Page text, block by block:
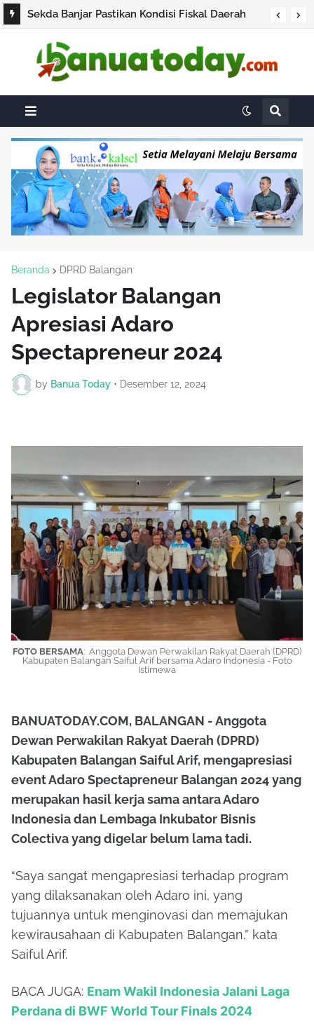
Sekda Banjar Pastikan Kondisi Fiskal Daerah
Sesuai Rencana
Beranda DPRD Balangan
Legislator Balangan
Apresiasi Adaro
Spectapreneur 2024
by Banua Today • Desember 12, 2024
FOTO BERSAMA: Anggota Dewan Perwakilan Rakyat Daerah (DPRD)
Kabupaten Balangan Saiful Arif bersama Adaro Indonesia - Foto
Istimewa
BANUATODAY.COM, BALANGAN - Anggota
Dewan Perwakilan Rakyat Daerah (DPRD)
Kabupaten Balangan Saiful Arif, mengapresiasi
event Adaro Spectapreneur Balangan 2024 yang
merupakan hasil kerja sama antara Adaro
Indonesia dan Lembaga Inkubator Bisnis
Colectiva yang digelar belum lama tadi.
“Saya sangat mengapresiasi terhadap program
yang dilaksanakan oleh Adaro ini, yang
tujuannya untuk menginovasi dan memajukan
kewirausahaan di Kabupaten Balangan,” kata
Saiful Arif.
BACA JUGA: Enam Wakil Indonesia Jalani Laga
Perdana di BWF World Tour Finals 2024